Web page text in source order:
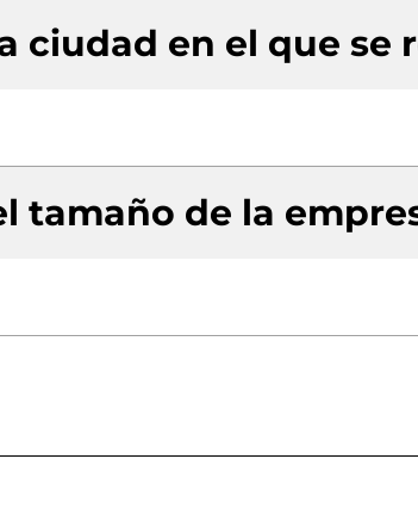
ciudad en el que se
tamaño de la